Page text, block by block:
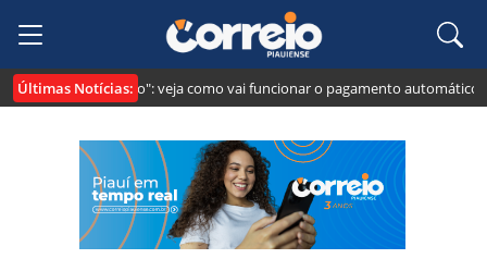
Últimas Notícias:
cria o "Pix Pensão": veja como vai funcionar o pagamento automático da